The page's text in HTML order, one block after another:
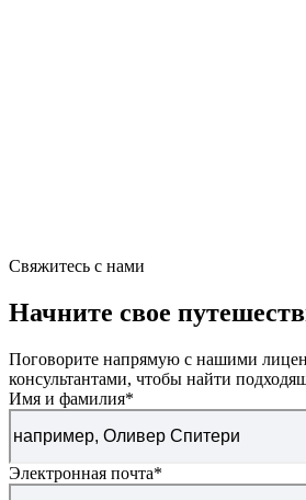
Свяжитесь с нами
Начните свое
Поговорите напрямую с нашими
консультантами, чтобы найти
Имя и фамилия*
Электронная почта*